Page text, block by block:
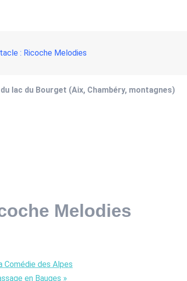
: Ricoche Melodies
lac du Bourget (Aix, Chambéry, montagnes)
Melodies
des Alpes
en Bauges »